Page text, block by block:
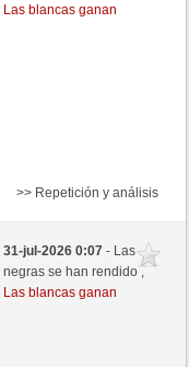
Las blancas ganan
>> Repetición y análisis
31-jul-2026 0:07- Las
negras se han rendido ,
Las blancas ganan